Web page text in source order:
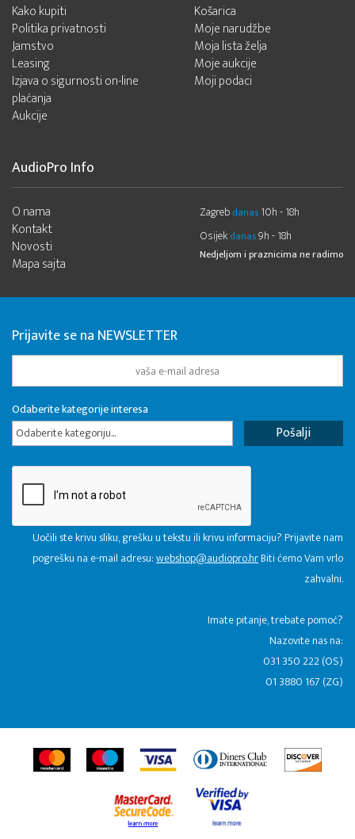
Kako kupiti
Politika privatnosti
Jamstvo
Leasing
Izjava o sigurnosti on-line
plaćanja
Aukcije
Košarica
Moje narudžbe
Moja lista želja
Moje aukcije
Moji podaci
AudioPro Info
O nama
Kontakt
Novosti
Mapa sajta
Zagreb danas 10h - 18h
Osijek danas9h - 18h
Nedjeljom i praznicima ne radimo
Prijavite se na NEWSLETTER
Odaberite kategorije interesa
Odaberite kategoriju...
Uočili ste krivu sliku, grešku u tekstu ili krivu informaciju? Prijavite nam
pogrešku na e-mail adresu:webshop@audiopro.hrBiti ćemo Vam vrlo
zahvalni.
​Imate pitanje, trebate pomoć?
Nazovite nas na:
031 350 222 (OS)
01 3880 167 (ZG)